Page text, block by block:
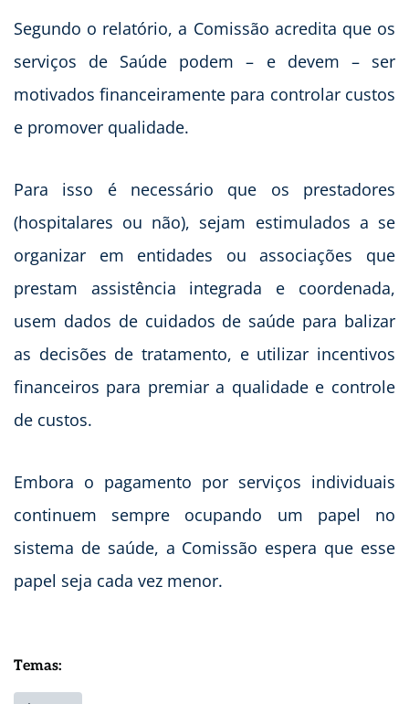
Segundo o relatório, a Comissão acredita que os
serviços de Saúde podem – e devem – ser
motivados financeiramente para controlar custos
e promover qualidade.
Para isso é necessário que os prestadores
(hospitalares ou não), sejam estimulados a se
organizar em entidades ou associações que
prestam assistência integrada e coordenada,
usem dados de cuidados de saúde para balizar
as decisões de tratamento, e utilizar incentivos
financeiros para premiar a qualidade e controle
de custos.
Embora o pagamento por serviços individuais
continuem sempre ocupando um papel no
sistema de saúde, a Comissão espera que esse
papel seja cada vez menor.
Temas: